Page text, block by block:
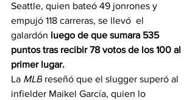
Seattle, quien bateó 49 jonrones y
empujó 118 carreras, se llevó  el
galardón luego de que sumara 535
puntos tras recibir 78 votos de los 100 al
primer lugar.
La MLB reseñó que el slugger superó al
infielder Maikel García, quien lo